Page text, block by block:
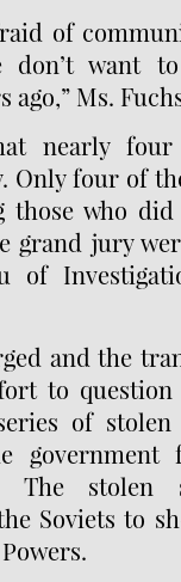
of
want
ago,” Ms.
nearly four
Only four of
those who
jury
of
and the
to
of stolen
The stolen
Soviets to